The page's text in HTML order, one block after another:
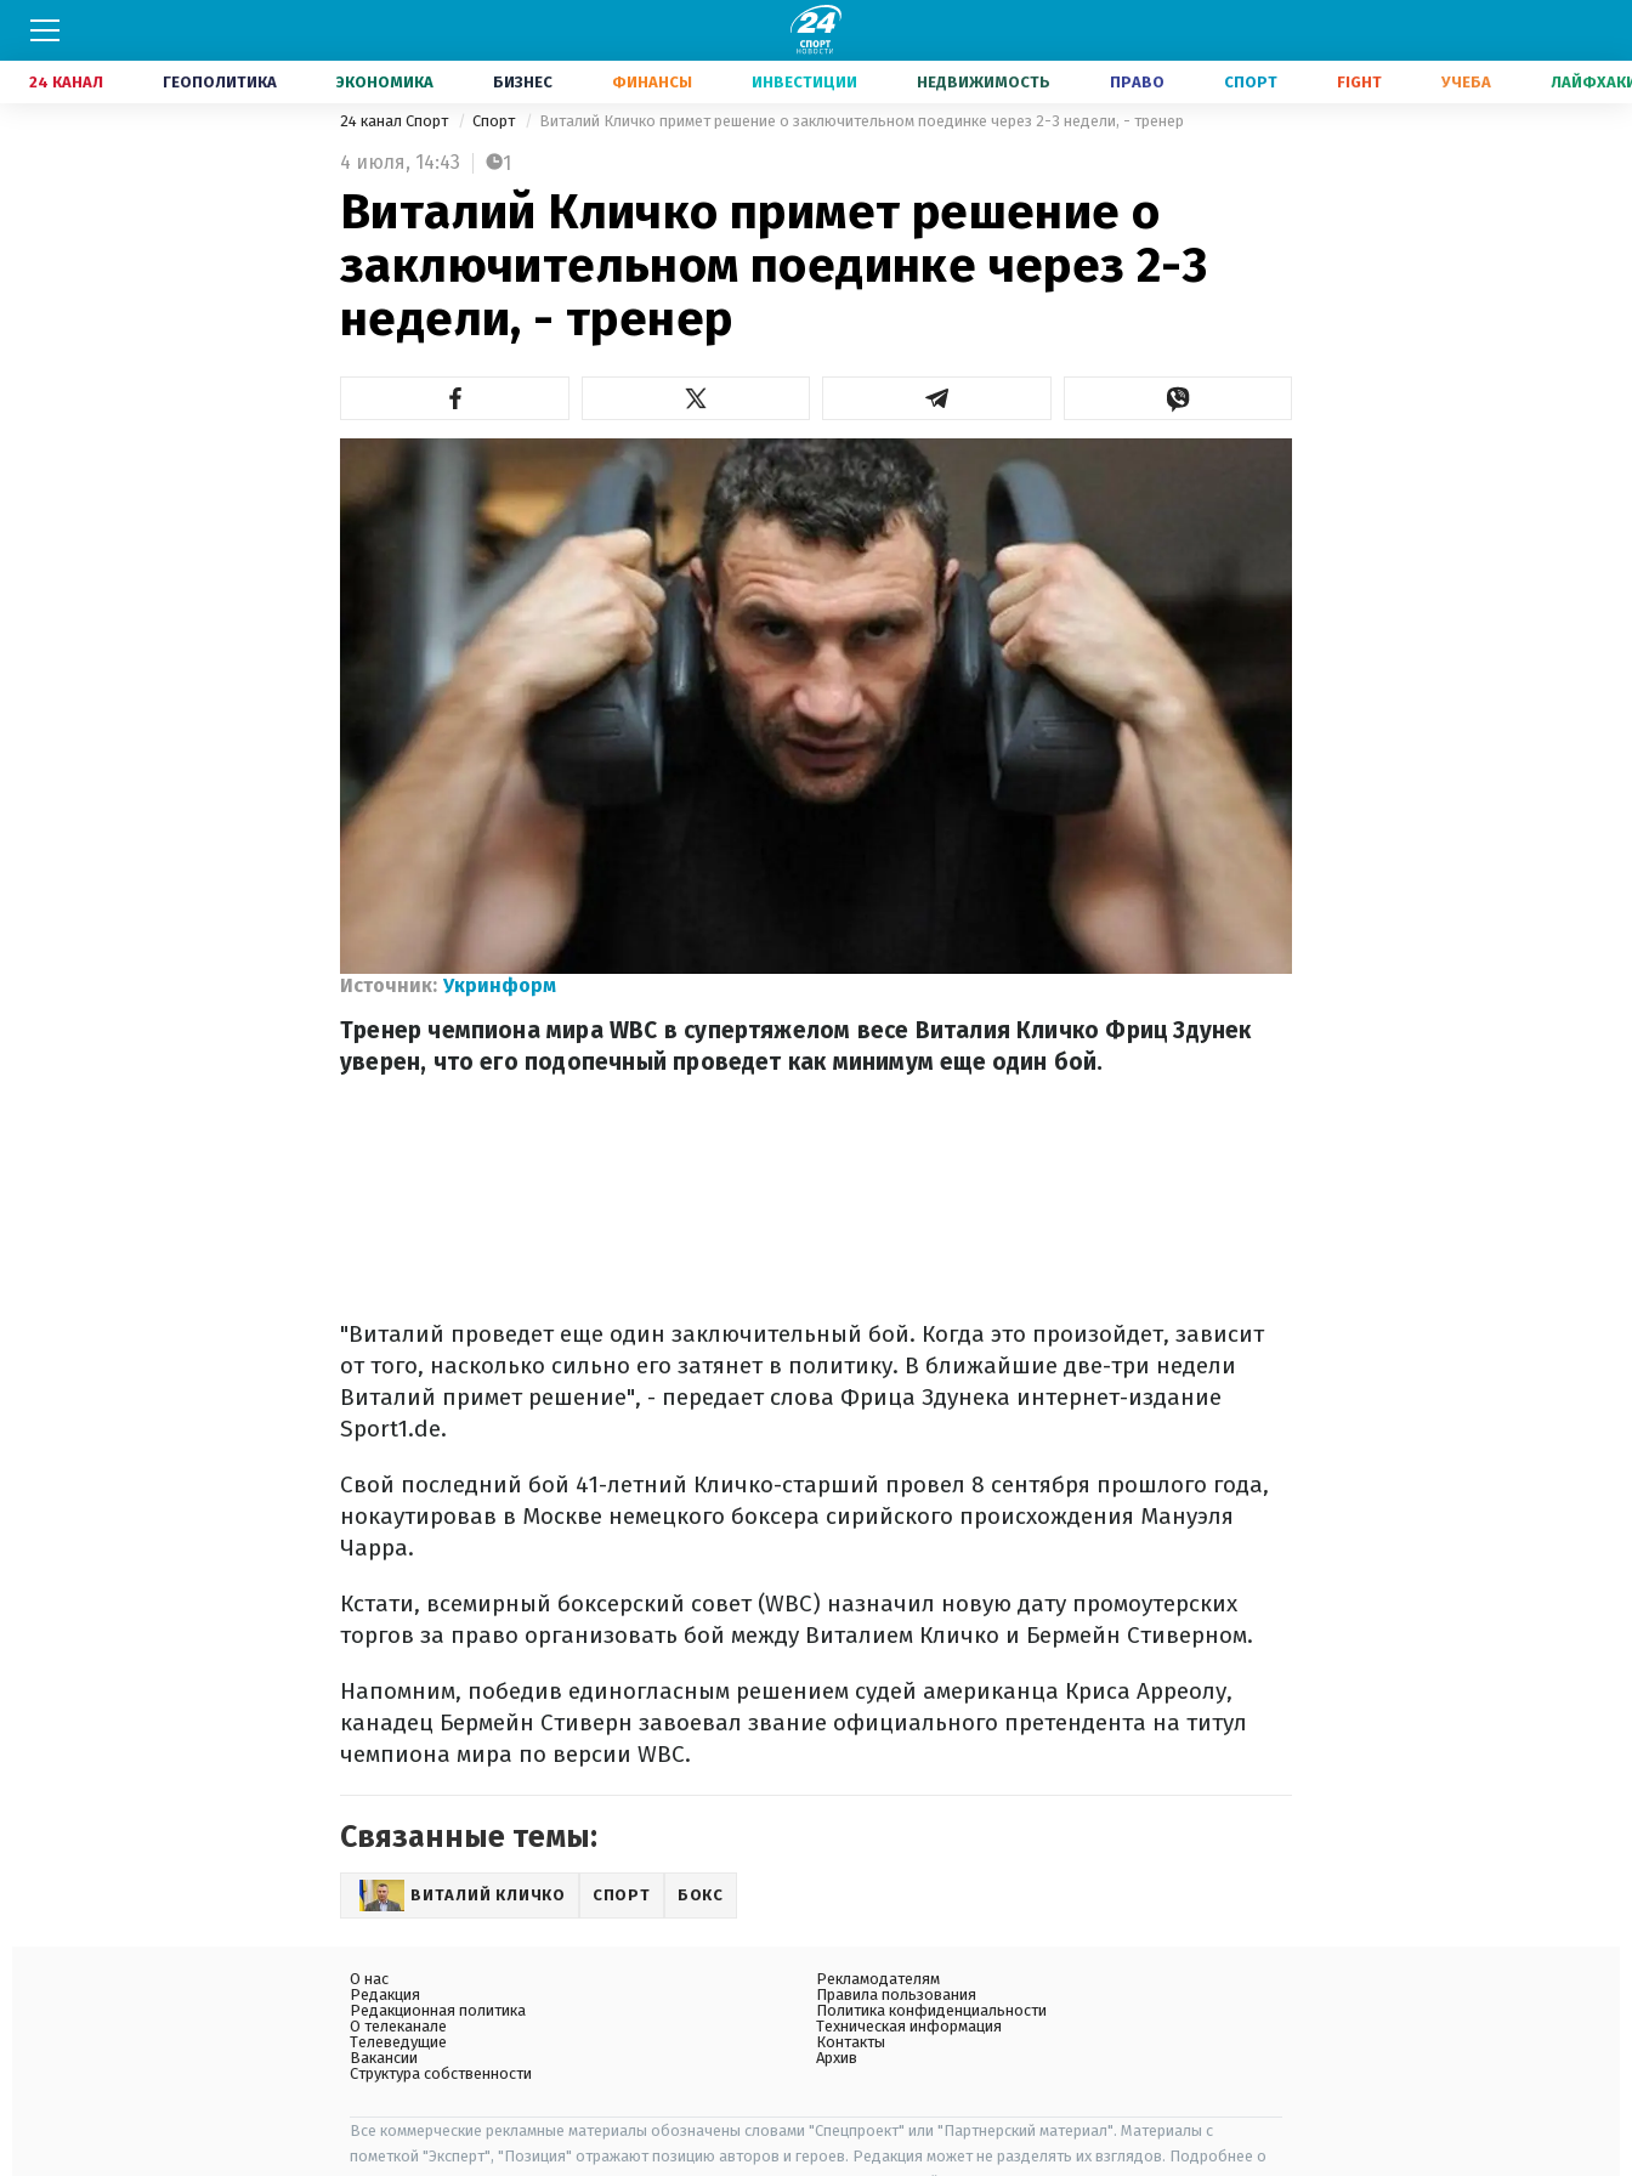
24 КАНАЛ ГЕОПОЛИТИКА ЭКОНОМИКА БИЗНЕС ФИНАНСЫ ИНВЕСТИЦИИ НЕДВИЖИМОСТЬ ПРАВО СПОРТ FIGHT УЧЕБА
24 канал Спорт Спорт Виталий Кличко примет решение о заключительном поединке через 2-3 недели, - тренер
4 июля, 14:43 1
Виталий Кличко примет решение о
заключительном поединке через 2-3
недели, - тренер
Источник: Укринформ
Тренер чемпиона мира WBC в супертяжелом весе Виталия Кличко Фриц Здунек
уверен, что его подопечный проведет как минимум еще один бой.
"Виталий проведет еще один заключительный бой. Когда это произойдет, зависит
от того, насколько сильно его затянет в политику. В ближайшие две-три недели
Виталий примет решение", - передает слова Фрица Здунека интернет-издание
Sport1.de.
Свой последний бой 41-летний Кличко-старший провел 8 сентября прошлого года,
нокаутировав в Москве немецкого боксера сирийского происхождения Мануэля
Чарра.
Кстати, всемирный боксерский совет (WBC) назначил новую дату промоутерских
торгов за право организовать бой между Виталием Кличко и Бермейн Стиверном.
Напомним, победив единогласным решением судей американца Криса Арреолу,
канадец Бермейн Стиверн завоевал звание официального претендента на титул
чемпиона мира по версии WBC.
Связанные темы:
ВИТАЛИЙ КЛИЧКО СПОРТ БОКС
О нас
Редакция
Редакционная политика
О телеканале
Телеведущие
Вакансии
Структура собственности
Рекламодателям
Правила пользования
Политика конфиденциальности
Техническая информация
Контакты
Архив
Все коммерческие рекламные материалы обозначены словами "Спецпроект" или "Партнерский материал". Материалы с
пометкой "Эксперт", "Позиция" отражают позицию авторов и героев. Редакция может не разделять их взглядов. Подробнее о